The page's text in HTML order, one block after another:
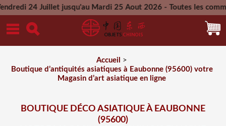
jusqu'au Mardi 25 Aout 2026 - Toutes les commandes
Mercredi 26 Aout 2026
Accueil
>
Boutique d’antiquités asiatiques à Eaubonne (95600) votre
Magasin d’art asiatique en ligne
BOUTIQUE DÉCO ASIATIQUE À EAUBONNE
(95600)